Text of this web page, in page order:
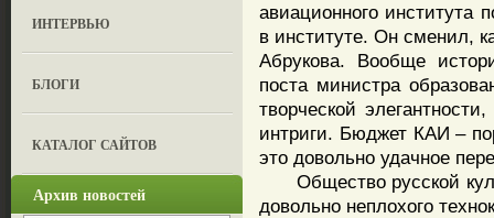
ИНТЕРВЬЮ
БЛОГИ
КАТАЛОГ САЙТОВ
Архив новостей
авиационного института
в институте. Он сменил,
Абрукова. Вообще
поста министра
творческой
интриги. Бюджет КАИ –
это довольно удачное
Общество русской
довольно неплохого